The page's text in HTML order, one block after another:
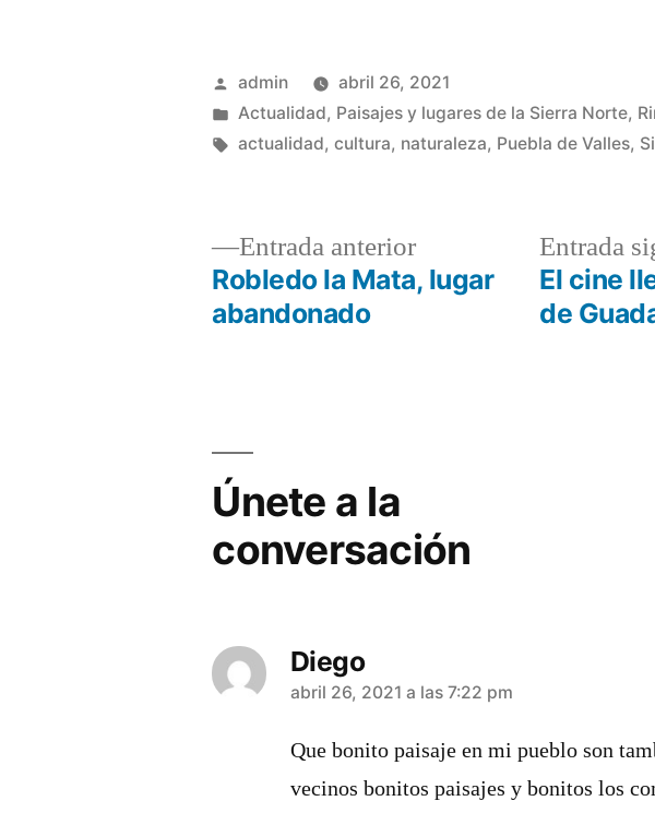
Publicado
por
admin
abril 26, 2021
Publicado
en
Actualidad, Paisajes y lugares de la Sierra Norte,
Etiquetas:
actualidad,cultura, naturaleza, Puebla de Valles,
Navegación
entradas
Entrada anteriorEntrada
anterior:
Robledo la Mata, lugar
abandonado
Entrada
El cine
de
Únete a la
conversación
Diego
dice:
abril 26, 2021 a las 7:22 pm
Que bonito paisaje en mi pueblo son
vecinos bonitos paisajes y bonitos los